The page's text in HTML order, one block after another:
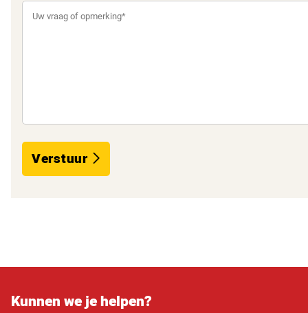
Verstuur
Kunnen we je helpen?